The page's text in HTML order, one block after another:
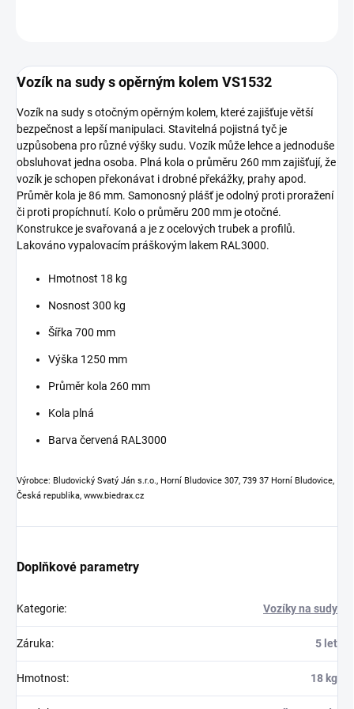
Vozík na sudy s opěrným kolem VS1532
Vozík na sudy s otočným opěrným kolem, které zajišťuje větší
bezpečnost a lepší manipulaci. Stavitelná pojistná tyč je
uzpůsobena pro různé výšky sudu. Vozík může lehce a jednoduše
obsluhovat jedna osoba. Plná kola o průměru 260 mm zajišťují, že
vozík je schopen překonávat i drobné překážky, prahy apod.
Průměr kola je 86 mm. Samonosný plášť je odolný proti proražení
či proti propíchnutí. Kolo o průměru 200 mm je otočné.
Konstrukce je svařovaná a je z ocelových trubek a profilů.
Lakováno vypalovacím práškovým lakem RAL3000.
Hmotnost 18 kg
Nosnost 300 kg
Šířka 700 mm
Výška 1250 mm
Průměr kola 260 mm
Kola plná
Barva červená RAL3000
Výrobce: Bludovický Svatý Ján s.r.o., Horní Bludovice 307, 739 37 Horní Bludovice,
Česká republika, www.biedrax.cz
Doplňkové parametry
Kategorie: Vozíky na sudy
Záruka: 5 let
Hmotnost: 18 kg